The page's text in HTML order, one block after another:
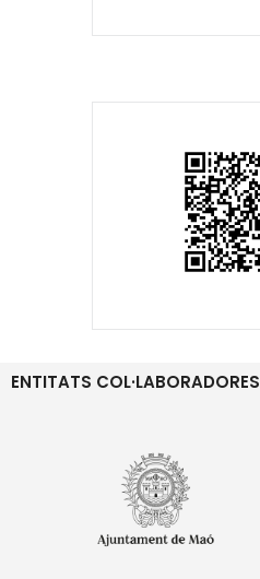
ENTITATS COL·LABORADORES